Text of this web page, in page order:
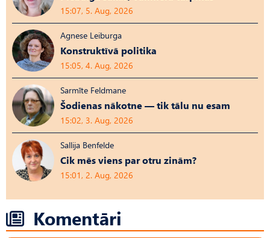
15:07, 5. Aug, 2026
Agnese Leiburga
Konstruktīvā politika
15:05, 4. Aug, 2026
Sarmīte Feldmane
Šodienas nākotne — tik tālu nu esam
15:02, 3. Aug, 2026
Sallija Benfelde
Cik mēs viens par otru zinām?
15:01, 2. Aug, 2026
Komentāri